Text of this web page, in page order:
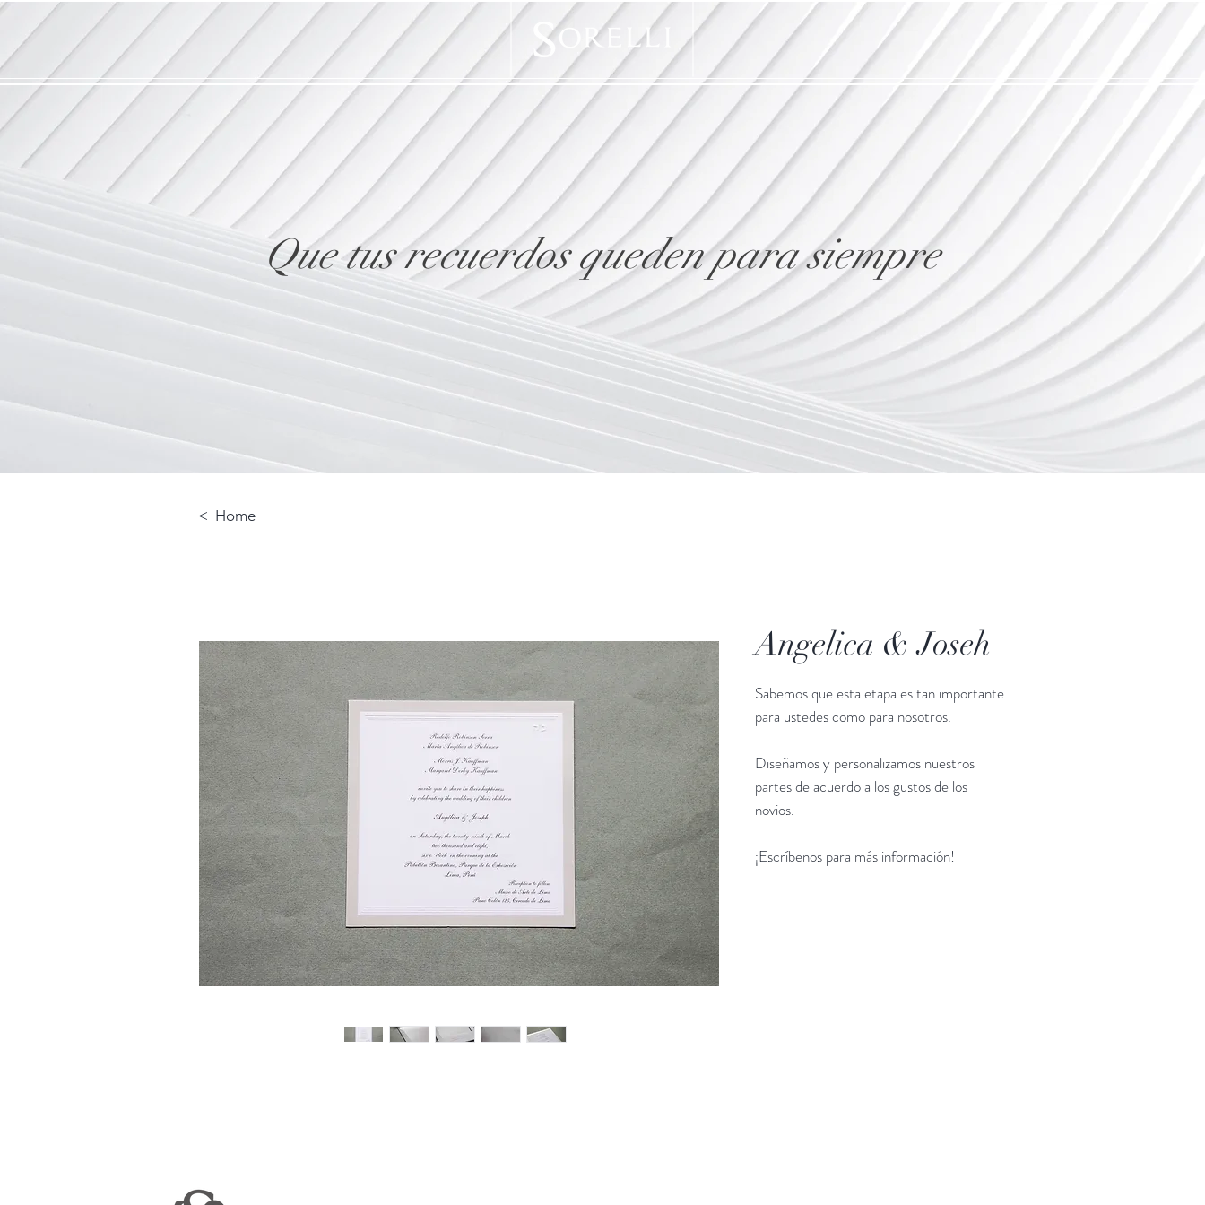
Que tus recuerdos queden para siempre
Angelica & Joseh
Sabemos que esta etapa es tan importante
para ustedes como para nosotros.
Diseñamos y personalizamos nuestros
partes de acuerdo a los gustos de los
novios.
¡Escríbenos para más información!
< Home